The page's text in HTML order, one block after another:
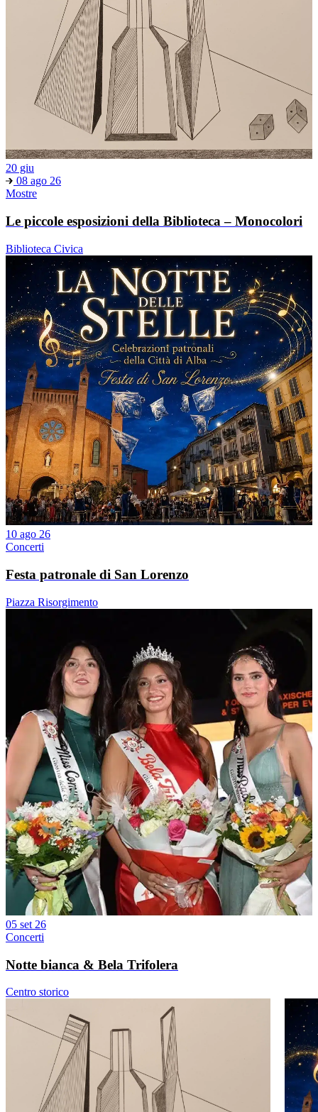
20 giu
08 ago 26
Mostre
Le piccole esposizioni della Biblioteca – Monocolori
Biblioteca Civica
10 ago 26
Concerti
Festa patronale di San Lorenzo
Piazza Risorgimento
05 set 26
Concerti
Notte bianca & Bela Trifolera
Centro storico